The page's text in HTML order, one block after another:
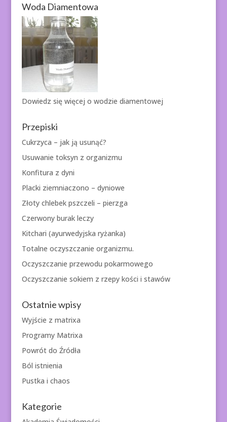
Woda Diamentowa
Dowiedz się więcej o wodzie diamentowej
Przepiski
Cukrzyca – jak ją usunąć?
Usuwanie toksyn z organizmu
Konfitura z dyni
Placki ziemniaczono – dyniowe
Złoty chlebek pszczeli – pierzga
Czerwony burak leczy
Kitchari (ayurwedyjska ryżanka)
Totalne oczyszczanie organizmu.
Oczyszczanie przewodu pokarmowego
Oczyszczanie sokiem z rzepy kości i stawów
Ostatnie wpisy
Wyjście z matrixa
Programy Matrixa
Powrót do Źródła
Ból istnienia
Pustka i chaos
Kategorie